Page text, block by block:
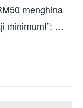
menghina
minimum!”: …